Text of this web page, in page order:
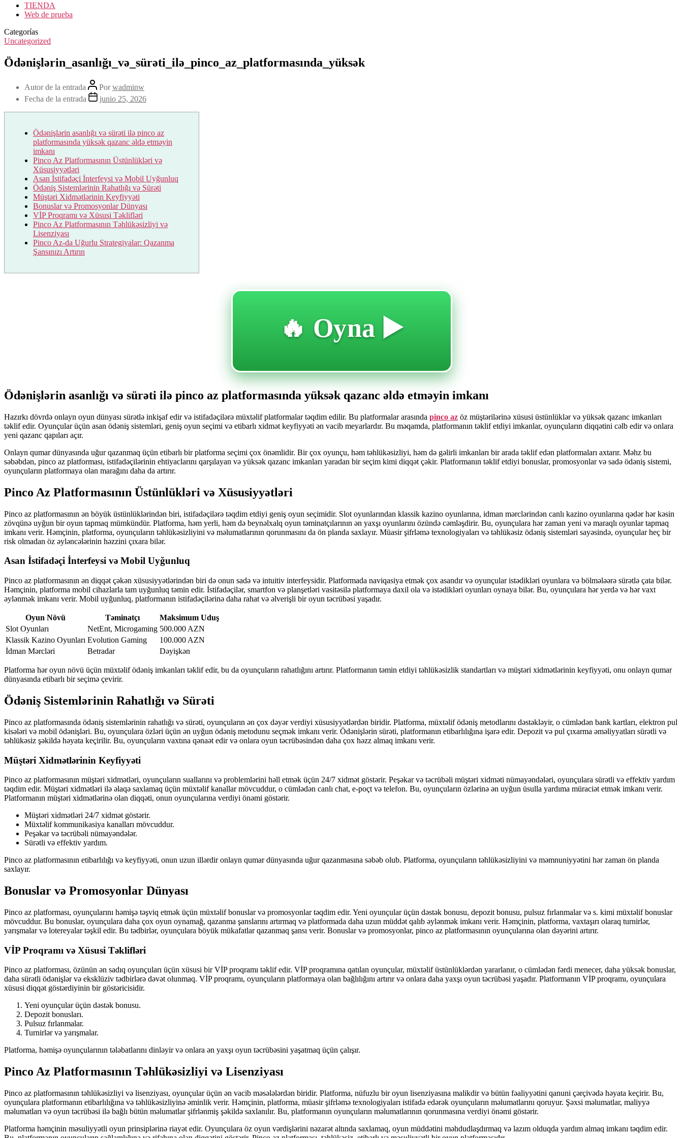
TIENDA
Web de prueba
Categorías
Uncategorized
Ödənişlərin_asanlığı_və_sürəti_ilə_pinco_az_platformasında_yüksək
Autor de la entrada Porwadminw
Fecha de la entrada
junio 25, 2026
Ödənişlərin asanlığı və sürəti ilə pinco az
platformasında yüksək qazanc əldə etməyin
imkanı
Pinco Az Platformasının Üstünlükləri və
Xüsusiyyətləri
Asan İstifadəçi İnterfeysi və Mobil Uyğunluq
Ödəniş Sistemlərinin Rahatlığı və Sürəti
Müştəri Xidmətlərinin Keyfiyyəti
Bonuslar və Promosyonlar Dünyası
VİP Proqramı və Xüsusi Təklifləri
Pinco Az Platformasının Təhlükəsizliyi və
Lisenziyası
Pinco Az-da Uğurlu Strategiyalar: Qazanma
Şansınızı Artırın
🔥 Oyna ▶️
Ödənişlərin asanlığı və sürəti ilə pinco az platformasında yüksək qazanc əldə etməyin imkanı
Hazırkı dövrdə onlayn oyun dünyası sürətlə inkişaf edir və istifadəçilərə müxtəlif platformalar təqdim edilir. Bu platformalar arasında pinco az öz müştərilərinə xüsusi üstünlüklər və yüksək qazanc imkanları
təklif edir. Oyunçular üçün asan ödəniş sistemləri, geniş oyun seçimi və etibarlı xidmət keyfiyyəti ən vacib meyarlardır. Bu məqamda, platformanın təklif etdiyi imkanlar, oyunçuların diqqətini cəlb edir və onlara
yeni qazanc qapıları açır.
Onlayn qumar dünyasında uğur qazanmaq üçün etibarlı bir platforma seçimi çox önəmlidir. Bir çox oyunçu, həm təhlükəsizliyi, həm də gəlirli imkanları bir arada təklif edən platformaları axtarır. Məhz bu
səbəbdən, pinco az platforması, istifadəçilərinin ehtiyaclarını qarşılayan və yüksək qazanc imkanları yaradan bir seçim kimi diqqət çəkir. Platformanın təklif etdiyi bonuslar, promosyonlar və sadə ödəniş sistemi,
oyunçuların platformaya olan marağını daha da artırır.
Pinco Az Platformasının Üstünlükləri və Xüsusiyyətləri
Pinco az platformasının ən böyük üstünlüklərindən biri, istifadəçilərə təqdim etdiyi geniş oyun seçimidir. Slot oyunlarından klassik kazino oyunlarına, idman mərclərindən canlı kazino oyunlarına qədər hər kəsin
zövqünə uyğun bir oyun tapmaq mümkündür. Platforma, həm yerli, həm də beynəlxalq oyun təminatçılarının ən yaxşı oyunlarını özündə cəmləşdirir. Bu, oyunçulara hər zaman yeni və maraqlı oyunlar tapmaq
imkanı verir. Həmçinin, platforma, oyunçuların təhlükəsizliyini və məlumatlarının qorunmasını da ön planda saxlayır. Müasir şifrləmə texnologiyaları və təhlükəsiz ödəniş sistemləri sayəsində, oyunçular heç bir
risk olmadan öz əyləncələrinin həzzini çıxara bilər.
Asan İstifadəçi İnterfeysi və Mobil Uyğunluq
Pinco az platformasının ən diqqət çəkən xüsusiyyətlərindən biri də onun sadə və intuitiv interfeysidir. Platformada naviqasiya etmək çox asandır və oyunçular istədikləri oyunlara və bölmələərə sürətlə çata bilər.
Həmçinin, platforma mobil cihazlarla tam uyğunluq təmin edir. İstifadəçilər, smartfon və planşetləri vasitəsilə platformaya daxil ola və istədikləri oyunları oynaya bilər. Bu, oyunçulara hər yerdə və hər vaxt
əylənmək imkanı verir. Mobil uyğunluq, platformanın istifadəçilərinə daha rahat və əlverişli bir oyun təcrübəsi yaşadır.
Oyun Növü Təminatçı
Maksimum Uduş
Slot Oyunları
NetEnt, Microgaming 500.000 AZN
Klassik Kazino Oyunları Evolution Gaming
100.000 AZN
İdman Mərcləri
Betradar Dəyişkən
Platforma hər oyun növü üçün müxtəlif ödəniş imkanları təklif edir, bu da oyunçuların rahatlığını artırır. Platformanın təmin etdiyi təhlükəsizlik standartları və müştəri xidmətlərinin keyfiyyəti, onu onlayn qumar
dünyasında etibarlı bir seçimə çevirir.
Ödəniş Sistemlərinin Rahatlığı və Sürəti
Pinco az platformasında ödəniş sistemlərinin rahatlığı və sürəti, oyunçuların ən çox dəyər verdiyi xüsusiyyətlərdən biridir. Platforma, müxtəlif ödəniş metodlarını dəstəkləyir, o cümlədən bank kartları, elektron pul
kisələri və mobil ödənişləri. Bu, oyunçulara özləri üçün ən uyğun ödəniş metodunu seçmək imkanı verir. Ödənişlərin sürəti, platformanın etibarlılığına işarə edir. Depozit və pul çıxarma əməliyyatları sürətli və
təhlükəsiz şəkildə həyata keçirilir. Bu, oyunçuların vaxtına qənaət edir və onlara oyun təcrübəsindən daha çox həzz almaq imkanı verir.
Müştəri Xidmətlərinin Keyfiyyəti
Pinco az platformasının müştəri xidmətləri, oyunçuların suallarını və problemlərini həll etmək üçün 24/7 xidmət göstərir. Peşəkar və təcrübəli müştəri xidməti nümayəndələri, oyunçulara sürətli və effektiv yardım
təqdim edir. Müştəri xidmətləri ilə əlaqə saxlamaq üçün müxtəlif kanallar mövcuddur, o cümlədən canlı chat, e-poçt və telefon. Bu, oyunçuların özlərinə ən uyğun üsulla yardıma müraciət etmək imkanı verir.
Platformanın müştəri xidmətlərinə olan diqqəti, onun oyunçularına verdiyi önəmi göstərir.
Müştəri xidmətləri 24/7 xidmət göstərir.
Müxtəlif kommunikasiya kanalları mövcuddur.
Peşəkar və təcrübəli nümayəndələr.
Sürətli və effektiv yardım.
Pinco az platformasının etibarlılığı və keyfiyyəti, onun uzun illərdir onlayn qumar dünyasında uğur qazanmasına səbəb olub. Platforma, oyunçuların təhlükəsizliyini və məmnuniyyətini hər zaman ön planda
saxlayır.
Bonuslar və Promosyonlar Dünyası
Pinco az platforması, oyunçularını həmişə təşviq etmək üçün müxtəlif bonuslar və promosyonlar təqdim edir. Yeni oyunçular üçün dəstək bonusu, depozit bonusu, pulsuz fırlanmalar və s. kimi müxtəlif bonuslar
mövcuddur. Bu bonuslar, oyunçulara daha çox oyun oynamağ, qazanma şanslarını artırmaq və platformada daha uzun müddət qalıb əylənmək imkanı verir. Həmçinin, platforma, vaxtaşırı olaraq turnirlər,
yarışmalar və lotereyalar təşkil edir. Bu tədbirlər, oyunçulara böyük mükafatlar qazanmaq şansı verir. Bonuslar və promosyonlar, pinco az platformasının oyunçularına olan dəyərini artırır.
VİP Proqramı və Xüsusi Təklifləri
Pinco az platforması, özünün ən sadıq oyunçuları üçün xüsusi bir VİP proqramı təklif edir. VİP proqramına qatılan oyunçular, müxtəlif üstünlüklərdən yararlanır, o cümlədən fərdi menecer, daha yüksək bonuslar,
daha sürətli ödənişlər və eksklüziv tədbirlərə dəvət olunmaq. VİP proqramı, oyunçuların platformaya olan bağlılığını artırır və onlara daha yaxşı oyun təcrübəsi yaşadır. Platformanın VİP proqramı, oyunçulara
xüsusi diqqət göstərdiyinin bir göstəricisidir.
Yeni oyunçular üçün dəstək bonusu.
Depozit bonusları.
Pulsuz fırlanmalar.
Turnirlər və yarışmalar.
Platforma, həmişə oyunçularının tələbatlarını dinləyir və onlara ən yaxşı oyun təcrübəsini yaşatmaq üçün çalışır.
Pinco Az Platformasının Təhlükəsizliyi və Lisenziyası
Pinco az platformasının təhlükəsizliyi və lisenziyası, oyunçular üçün ən vacib məsələlərdən biridir. Platforma, nüfuzlu bir oyun lisenziyasına malikdir və bütün fəaliyyətini qanuni çərçivədə həyata keçirir. Bu,
oyunçulara platformanın etibarlılığına və təhlükəsizliyinə əminlik verir. Həmçinin, platforma, müasir şifrləmə texnologiyaları istifadə edərək oyunçuların məlumatlarını qoruyur. Şəxsi məlumatlar, maliyyə
məlumatları və oyun təcrübəsi ilə bağlı bütün məlumatlar şifrlənmiş şəkildə saxlanılır. Bu, platformanın oyunçuların məlumatlarının qorunmasına verdiyi önəmi göstərir.
Platforma həmçinin məsuliyyətli oyun prinsiplərinə riayət edir. Oyunçulara öz oyun vərdişlərini nəzarət altında saxlamaq, oyun müddətini məhdudlaşdırmaq və lazım olduqda yardım almaq imkanı təqdim edir.